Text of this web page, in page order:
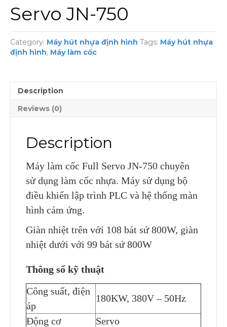
Servo JN-750
Category: Máy hút nhựa định hình Tags: Máy hút nhựa
định hình, Máy làm cốc
Description
Reviews (0)
Description
Máy làm cốc Full Servo JN-750 chuyên
sử dụng làm cốc nhựa. Máy sử dụng bộ
điều khiển lập trình PLC và hệ thống màn
hình cảm ứng.
Giàn nhiệt trên với 108 bát sứ 800W, giàn
nhiệt dưới với 99 bát sứ 800W
Thông số kỹ thuật
Công suất, điện
áp
180KW, 380V – 50Hz
Động cơ
Servo